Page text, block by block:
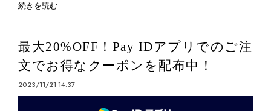
続きを読む
最大20%OFF！Pay IDアプリでのご注
文でお得なクーポンを配布中！
2023/11/21 14:37